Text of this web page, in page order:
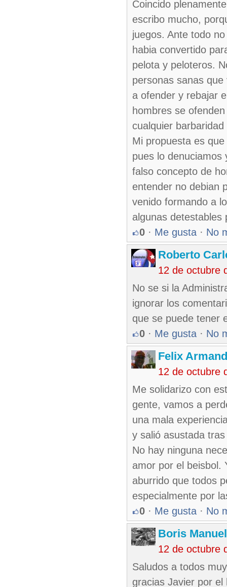
Coincido
escribo mucho,
juegos. Ante todo
habia convertido
pelota y peloteros.
personas sanas
a ofender y rebajar
hombres se
cualquier
Mi propuesta es
pues lo denuciamos
falso concepto de
entender no debian
venido formando a
algunas detestables
0 · Me gusta · No
Roberto
12 de octubre
No se si la
ignorar los
que se puede tener
0 · Me gusta · No
Felix
12 de octubre
Me solidarizo con
gente, vamos a
una mala
y salió asustada
No hay ninguna
amor por el beisbol.
aburrido que todos
especialmente por
0 · Me gusta · No
Boris
12 de octubre
Saludos a todos
gracias Javier por